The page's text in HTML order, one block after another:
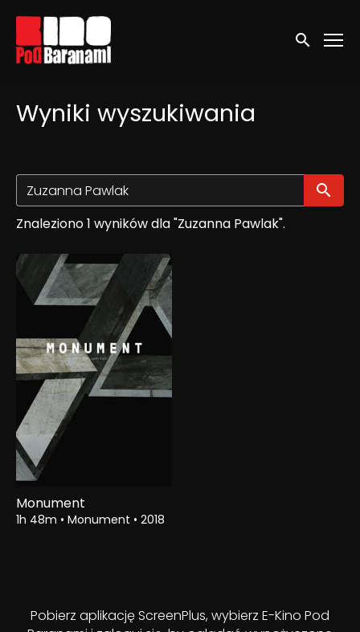
Linki ułatwień dostępu
Wyszukaj
Wyniki wyszukiwania
Znaleziono 1 wyników dla "Zuzanna Pawlak".
Monument
1h 48m • Monument • 2018
Pobierz aplikację ScreenPlus, wybierz E-Kino Pod